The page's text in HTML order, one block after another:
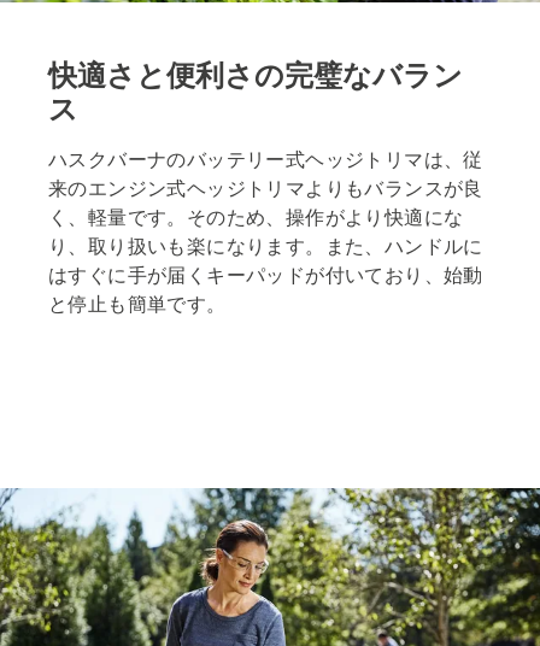
快適さと便利さの完璧なバラン
ス
ハスクバーナのバッテリー式ヘッジトリマは、従
来のエンジン式ヘッジトリマよりもバランスが良
く、軽量です。そのため、操作がより快適にな
り、取り扱いも楽になります。また、ハンドルに
はすぐに手が届くキーパッドが付いており、始動
と停止も簡単です。